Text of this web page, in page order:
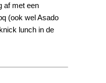
af met een
(ook wel Asado
lunch in de